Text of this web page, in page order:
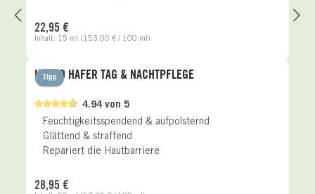
Inhalt: 15 ml (153,00 € / 100 ml)
22,95 €
Tipp
4.94 von 5
HYDRO HAFER TAG & NACHTPFLEGE
Feuchtigkeitsspendend & aufpolsternd
Glättend & straffend
Repariert die Hautbarriere
28,95 €